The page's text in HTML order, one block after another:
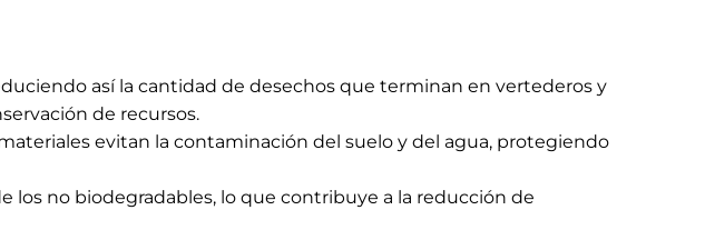
así la cantidad de desechos que terminan en vertederos y
de recursos.
evitan la contaminación del suelo y del agua, protegiendo
los no biodegradables, lo que contribuye a la reducción de